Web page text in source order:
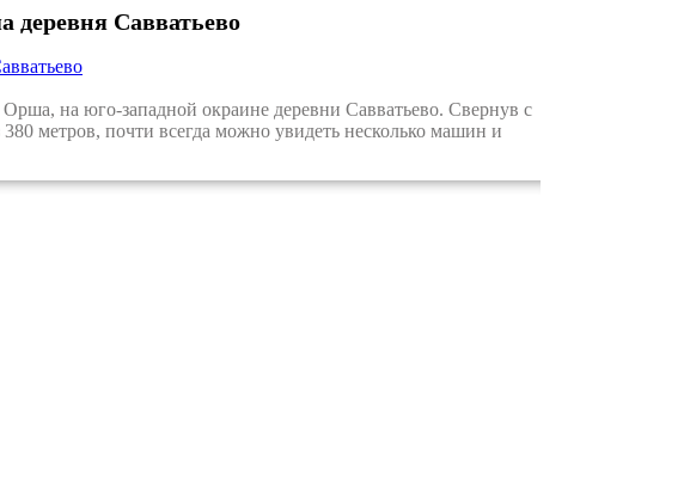
деревня Савватьево
на юго-западной окраине деревни Савватьево. Свернув с
метров, почти всегда можно увидеть несколько машин и